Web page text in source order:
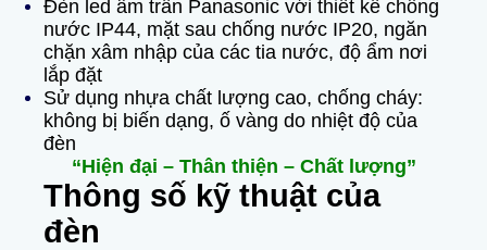
Đèn led âm trần Panasonic với thiết kế chống
nước IP44, mặt sau chống nước IP20, ngăn
chặn xâm nhập của các tia nước, độ ẩm nơi
lắp đặt
Sử dụng nhựa chất lượng cao, chống cháy:
không bị biến dạng, ố vàng do nhiệt độ của
đèn
“Hiện đại – Thân thiện – Chất lượng”
Thông số kỹ thuật của
đèn